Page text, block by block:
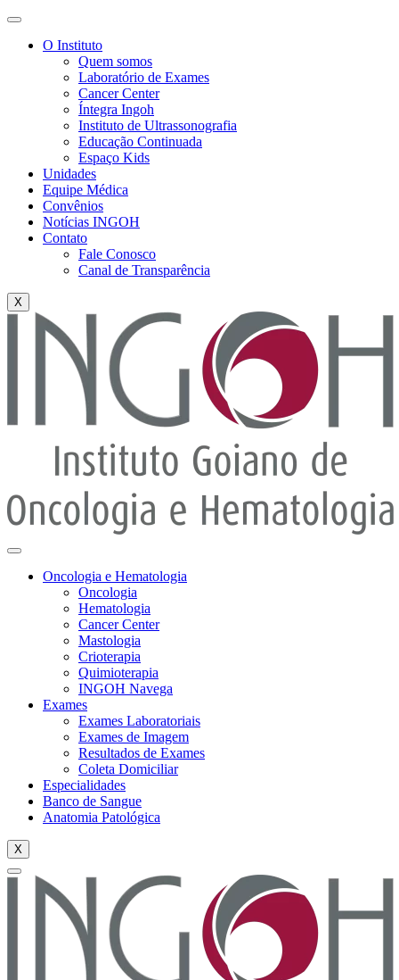
O Instituto
Quem somos
Laboratório de Exames
Cancer Center
Íntegra Ingoh
Instituto de Ultrassonografia
Educação Continuada
Espaço Kids
Unidades
Equipe Médica
Convênios
Notícias INGOH
Contato
Fale Conosco
Canal de Transparência
X
Oncologia e Hematologia
Oncologia
Hematologia
Cancer Center
Mastologia
Crioterapia
Quimioterapia
INGOH Navega
Exames
Exames Laboratoriais
Exames de Imagem
Resultados de Exames
Coleta Domiciliar
Especialidades
Banco de Sangue
Anatomia Patológica
X